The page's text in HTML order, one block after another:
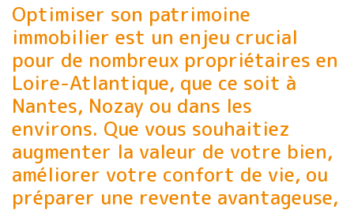
Optimiser son patrimoine
immobilier est un enjeu crucial
pour de nombreux propriétaires en
Loire-Atlantique, que ce soit à
Nantes, Nozay ou dans les
environs. Que vous souhaitiez
augmenter la valeur de votre bien,
améliorer votre confort de vie, ou
préparer une revente avantageuse,